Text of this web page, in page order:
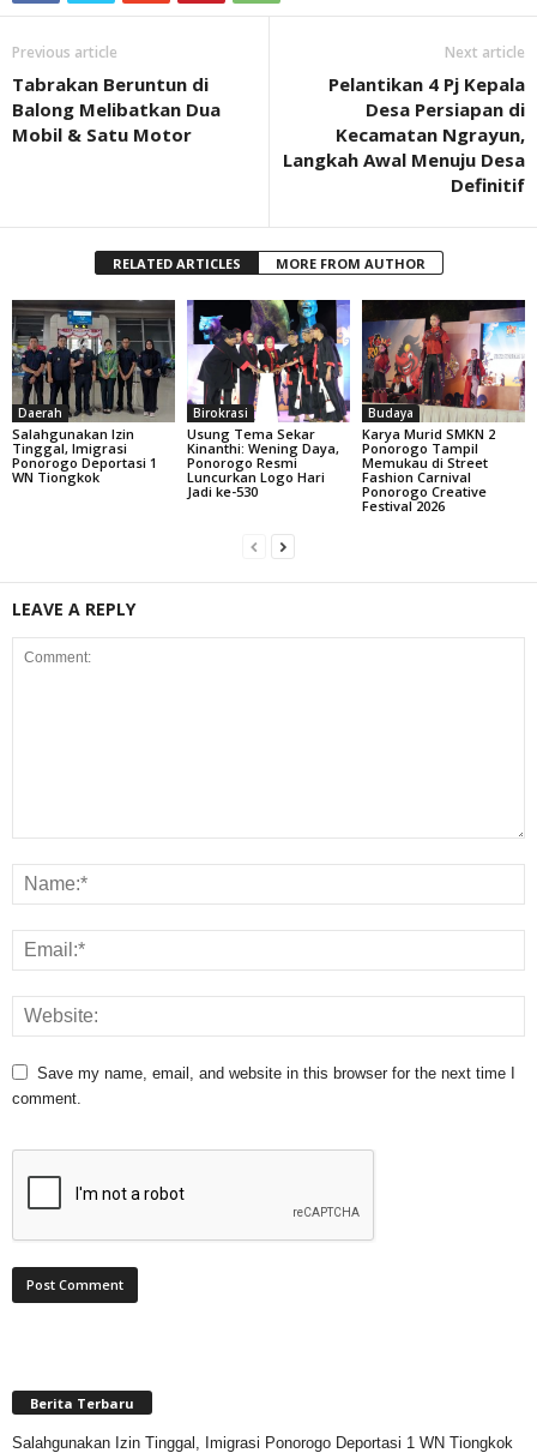
Previous article
Tabrakan Beruntun di
Balong Melibatkan Dua
Mobil & Satu Motor
Next article
Pelantikan 4 Pj Kepala
Desa Persiapan di
Kecamatan Ngrayun,
Langkah Awal Menuju Desa
Definitif
RELATED ARTICLES MORE FROM AUTHOR
Daerah
Salahgunakan Izin
Tinggal, Imigrasi
Ponorogo Deportasi 1
WN Tiongkok
Birokrasi
Usung Tema Sekar
Kinanthi: Wening Daya,
Ponorogo Resmi
Luncurkan Logo Hari
Jadi ke-530
Budaya
Karya Murid SMKN 2
Ponorogo Tampil
Memukau di Street
Fashion Carnival
Ponorogo Creative
Festival 2026
LEAVE A REPLY
Save my name, email, and website in this browser for the next time I
comment.
Berita Terbaru
Salahgunakan Izin Tinggal, Imigrasi Ponorogo Deportasi 1 WN Tiongkok